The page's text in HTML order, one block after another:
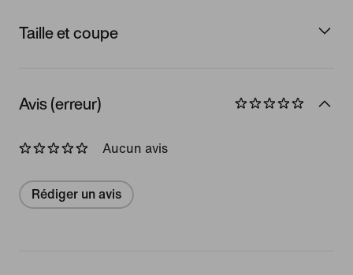
Taille et coupe
Avis (erreur)
Aucun avis
Rédiger un avis